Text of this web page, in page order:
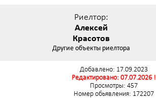
Риелтор:
Алексей
Красотов
Другие объекты риелтора
Добавлено: 17.09.2023
Редактировано: 07.07.2026 !
Просмотры: 457
Номер обьявления: 172207